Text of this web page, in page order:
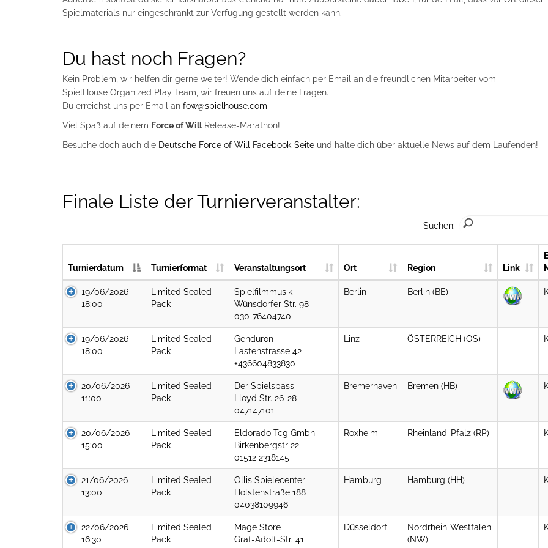
Spielmaterials nur eingeschränkt zur Verfügung gestellt werden kann.
Du hast noch Fragen?
Kein Problem, wir helfen dir gerne weiter! Wende dich einfach per Email an die freundlichen Mitarbeiter vom
SpielHouse Organized Play Team, wir freuen uns auf deine Fragen.
Du erreichst uns per Email an fow@spielhouse.com
Viel Spaß auf deinem Force of WillRelease-Marathon!
Besuche doch auch die Deutsche Force of Will Facebook-Seite und halte dich über aktuelle News auf dem Laufenden!
Finale Liste der Turnierveranstalter:
Suchen:
Turnierdatum Turnierformat Veranstaltungsort Ort Region Link
19/06/2026
18:00
Limited Sealed
Pack
Spielfilmmusik
Wünsdorfer Str. 98
030-76404740
Berlin Berlin (BE)
19/06/2026
18:00
Limited Sealed
Pack
Genduron
Lastenstrasse 42
+436604833830
Linz ÖSTERREICH (OS)
20/06/2026
11:00
Limited Sealed
Pack
Der Spielspass
Lloyd Str. 26-28
047147101
Bremerhaven Bremen (HB)
20/06/2026
15:00
Limited Sealed
Pack
Eldorado Tcg Gmbh
Birkenbergstr 22
01512 2318145
Roxheim Rheinland-Pfalz (RP)
21/06/2026
13:00
Limited Sealed
Pack
Ollis Spielecenter
Holstenstraße 188
04038109946
Hamburg Hamburg (HH)
22/06/2026
16:30
Limited Sealed
Pack
Mage Store
Graf-Adolf-Str. 41
Düsseldorf
Nordrhein-Westfalen
(NW)